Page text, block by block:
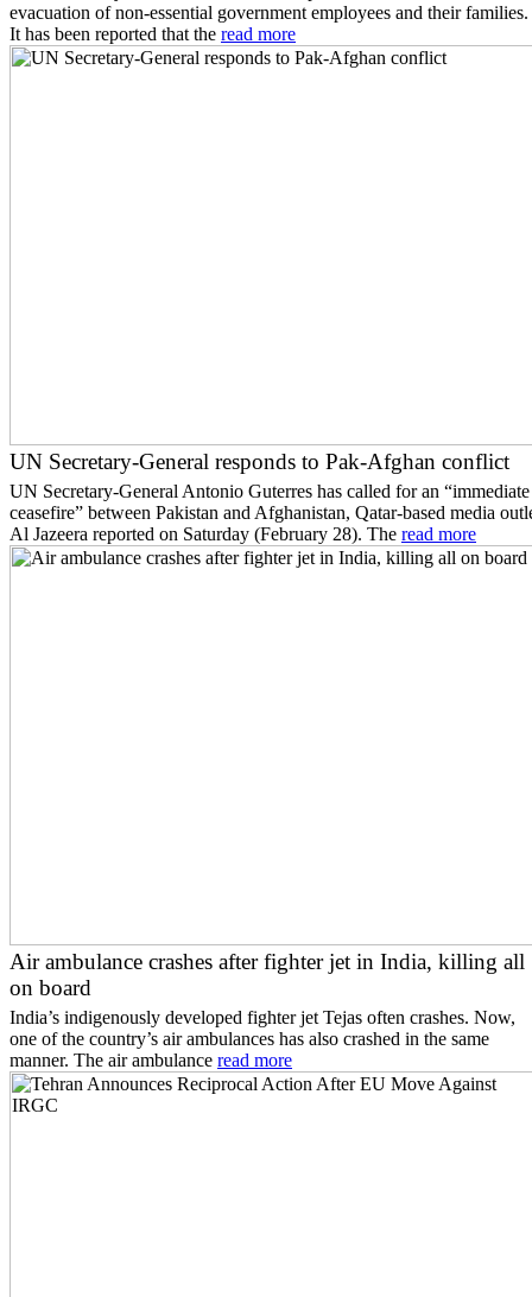
evacuation of non-essential government employees and their families.
It has been reported that the read more
UN Secretary-General responds to Pak-Afghan conflict
UN Secretary-General Antonio Guterres has called for an “immediate
ceasefire” between Pakistan and Afghanistan, Qatar-based media
Al Jazeera reported on Saturday (February 28). The read more
Air ambulance crashes after fighter jet in India, killing all
on board
India’s indigenously developed fighter jet Tejas often crashes. Now,
one of the country’s air ambulances has also crashed in the same
manner. The air ambulance read more